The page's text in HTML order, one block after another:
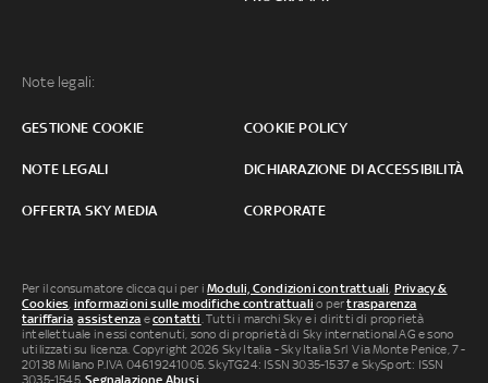
Note legali:
GESTIONE COOKIE COOKIE POLICY
NOTE LEGALI DICHIARAZIONE DI ACCESSIBILITÀ
OFFERTA SKY MEDIA CORPORATE
Per il consumatore clicca qui per iModuli, Condizioni contrattuali, Privacy &
Cookies, informazioni sulle modifiche contrattuali o pertrasparenza
tariffaria,assistenza econtatti. Tutti i marchi Sky e i diritti di proprietà
intellettuale in essi contenuti, sono di proprietà di Sky international AG e sono
utilizzati su licenza. Copyright 2026 Sky Italia - Sky Italia Srl Via Monte Penice, 7 -
20138 Milano P.IVA 04619241005. SkyTG24: ISSN 3035-1537 e SkySport: ISSN
3035-1545.Segnalazione Abusi